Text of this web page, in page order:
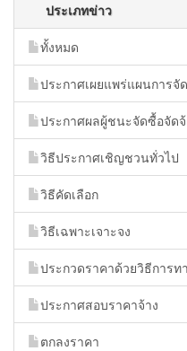
ประเภทข่าว
ทั้งหมด
ประกาศเผยแพร่แผนการจั
ประกาศผลผู้ชนะจัดซื้อจัด
วิธีประกาศเชิญชวนทั่วไป
วิธีคัดเลือก
วิธีเฉพาะเจาะจง
ประกวดราคาด้วยวิธีการท
ประกาศสอบราคาจ้าง
ตกลงราคา